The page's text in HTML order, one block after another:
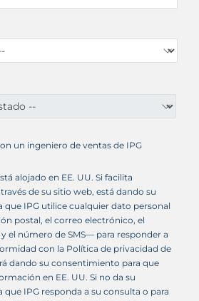
un ingeniero de ventas de IPG
alojado en EE. UU. Si facilita
de su sitio web, está dando su
IPG utilice cualquier dato personal
postal, el correo electrónico, el
el número de SMS— para responder a
con la Política de privacidad de
dando su consentimiento para que
en EE. UU. Si no da su
IPG responda a su consulta o para